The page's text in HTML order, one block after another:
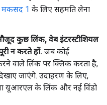
मकसद 1 के लिए सहमति लेना
कुछ लिंक, वेब इंटरस्टीशियल
न करते हों. जब कोई
वाले लिंक पर क्लिक करता है,
जाएंगे. उदाहरण के लिए,
यूआरएल के लिंक और नई विंडो